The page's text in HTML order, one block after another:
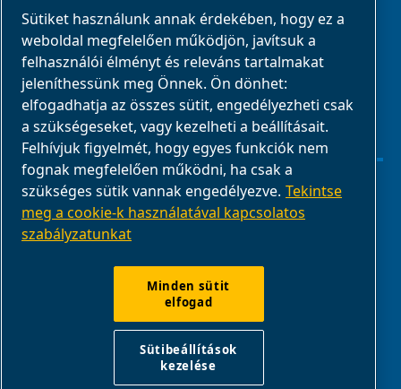
Üzleti partnerek
E-Connect 2,0
Üzleti portál
ABAC
médiagaléria
Sütibeállítások kezelése
Termék megfelelősége
Jelentsd a nem megfelelő viselkedést
ABAC International | Multiair International Srl - Via Cristoforo
Colombo 3, 10070, Robassomero (TO), Italy |
Sütiket használunk annak érdekében, hogy ez a
weboldal megfelelően működjön, javítsuk a
felhasználói élményt és releváns tartalmakat
jeleníthessünk meg Önnek. Ön dönhet:
elfogadhatja az összes sütit, engedélyezheti csak
a szükségeseket, vagy kezelheti a beállításait.
Felhívjuk figyelmét, hogy egyes funkciók nem
fognak megfelelően működni, ha csak a
szükséges sütik vannak engedélyezve. Tekintse
meg a cookie-k használatával kapcsolatos
szabályzatunkat
Minden sütit
elfogad
Sütibeállítások
kezelése